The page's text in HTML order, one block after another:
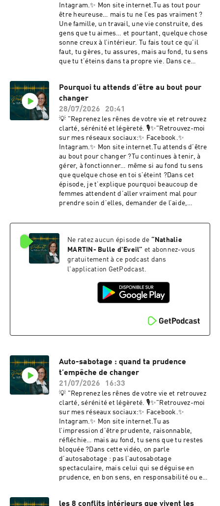
Intagram.✨ Mon site internet.Tu as tout pour
être heureuse… mais tu ne l’es pas vraiment ?
Une famille, un travail, une vie construite, des
gens que tu aimes… et pourtant, quelque chose
sonne creux à l’intérieur. Tu fais tout ce qu’il
faut, tu gères, tu assures, mais au fond, tu sens
que tu t’éteins dans ta propre vie. Dans ce
sentir vide quand même.Hébergé par Ausha.
Visitez ausha.co/politique-de-confidentialite
pour plus d'informations.
Pourquoi tu attends d’être au bout pour
changer
28/07/2026
20:41
💡 "Reprenez les rênes de votre vie et retrouvez
clarté, sérénité et légèreté. 🎙️✨"Retrouvez-moi
sur mes réseaux sociaux:✨ Facebook.✨
Intagram.✨ Mon site internet.Tu attends d’être
au bout pour changer ?Tu continues à tenir, à
gérer, à fonctionner… même si au fond tu sens
que quelque chose en toi s’éteint ?Dans cet
épisode, je t’explique pourquoi beaucoup de
femmes attendent d’aller vraiment mal pour
prendre soin d’elles, demander de l’aide,
parler de fatigue, de charge mentale, de mal-
comparaison, de culpabilité, de “ça va encore”,
et de cette tendance à minimiser ce qui se
passe en soi tant que la vie continue à
fonctionner.Dans cet épisode, tu vas découvrir
tolérance beaucoup trop élevé•⁠ ⁠Pourquoi tu
attends souvent un problème visible pour
gérer les urgences mais pas à prendre soin de
toi•⁠ ⁠Pourquoi “ça va encore” peut devenir un
piège•⁠ ⁠Comment la comparaison t’empêche
tard” peut créer une vraie dette intérieure•⁠
⁠Pourquoi prendre soin de toi avant d’être au
bout n’est pas du luxeHébergé par Ausha.
Visitez ausha.co/politique-de-confidentialite
pour plus d'informations.
Ne ratez aucun épisode de “ Nathalie
MARTIN- Bulle d'Eveil” et abonnez-vous
gratuitement à ce podcast dans
l'application GetPodcast.
Auto-sabotage : quand ta prudence
t’empêche de changer
21/07/2026
16:33
💡 "Reprenez les rênes de votre vie et retrouvez
clarté, sérénité et légèreté. 🎙️✨"Retrouvez-moi
sur mes réseaux sociaux:✨ Facebook.✨
Intagram.✨ Mon site internet.Tu as
l’impression d’être prudente, raisonnable,
réfléchie… mais au fond, tu sens que tu restes
bloquée ?Dans cette vidéo, on parle
d’autosabotage : pas l’autosabotage
spectaculaire, mais celui qui se déguise en
prudence, en bon sens, en responsabilité ou en
les 8 conflits intérieurs que vivent les